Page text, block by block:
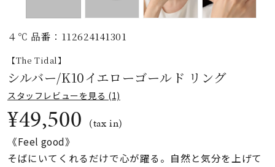
ファッションテイス
ト
着用シーン
４℃ 品番：112624141301
【The Tidal】
シルバー/K10イエローゴールド リング
スタッフレビューを見る (1)
¥49,500 (tax in)
《Feel good》
そばにいてくれるだけで心が躍る。自然と気分を上げて